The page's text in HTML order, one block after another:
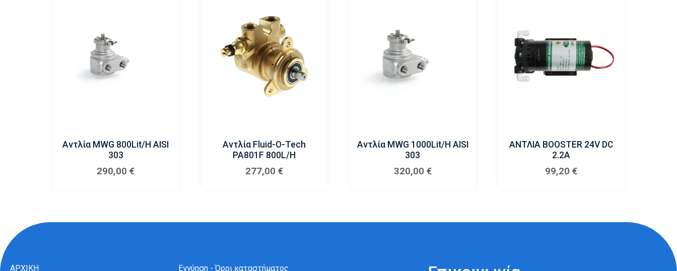
Αντλία MWG 800Lit/h AISI
303
290,00€
Αντλία Fluid-O-Tech
PA801F 800L/h
277,00€
Αντλία MWG 1000Lit/h AISI
303
320,00 €
ΑΝΤΛΙΑ BOOSTER 24V DC
2.2A
99,20 €
ΑΡΧΙΚΗ Εγγύηση - Όροι καταστήματος